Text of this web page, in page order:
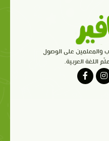
على الوصول
اللغة العربية.